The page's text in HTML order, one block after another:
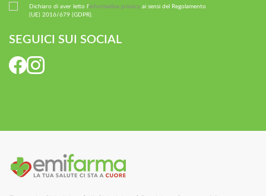
Dichiaro di aver letto l'informativa privacy ai sensi del Regolamento
(UE) 2016/679 (GDPR).
SEGUICI SUI SOCIAL